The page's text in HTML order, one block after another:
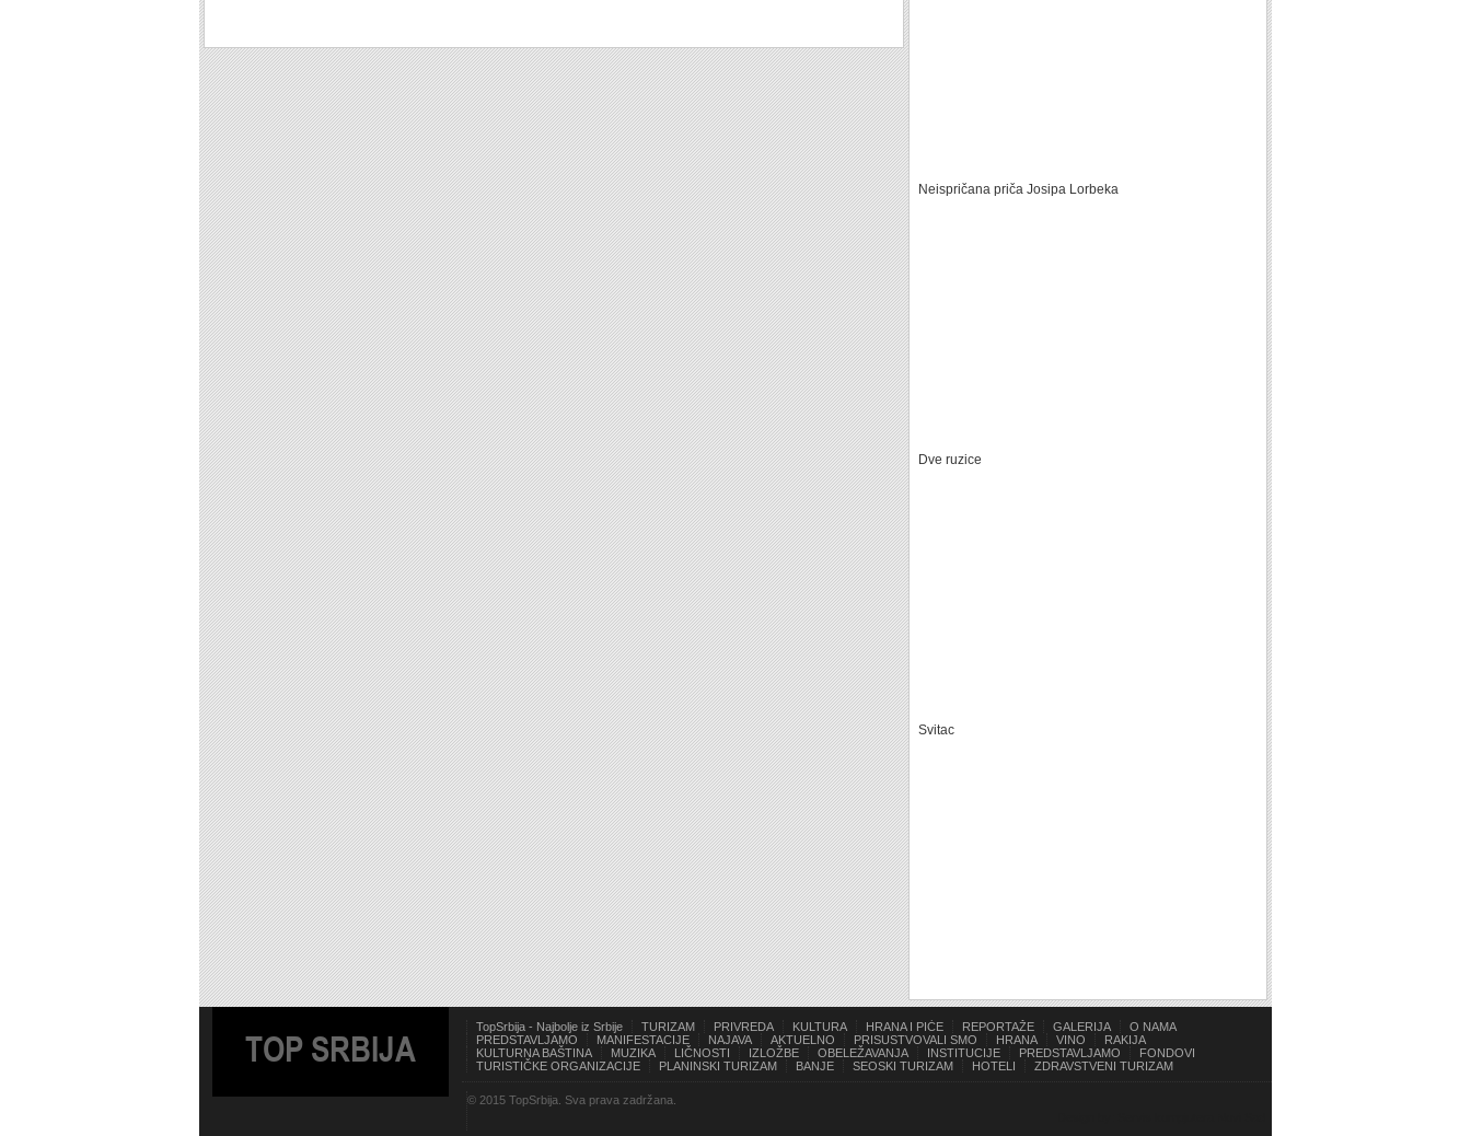
Neispričana priča Josipa Lorbeka
Dve ruzice
Svitac
TOP SRBIJA
TopSrbija - Najbolje iz Srbije TURIZAM PRIVREDA KULTURA HRANA I PIĆE REPORTAŽE GALERIJA
O NAMA
PREDSTAVLJAMO
MANIFESTACIJE NAJAVA AKTUELNO PRISUSTVOVALI SMO HRANA VINO
RAKIJA
KULTURNA BAŠTINA
MUZIKA LIČNOSTI IZLOŽBE OBELEŽAVANJA INSTITUCIJE PREDSTAVLJAMO
FONDOVI
TURISTIČKE ORGANIZACIJE
PLANINSKI TURIZAM BANJE SEOSKI TURIZAM HOTELI ZDRAVSTVENI TURIZAM
© 2015 TopSrbija. Sva prava zadržana.